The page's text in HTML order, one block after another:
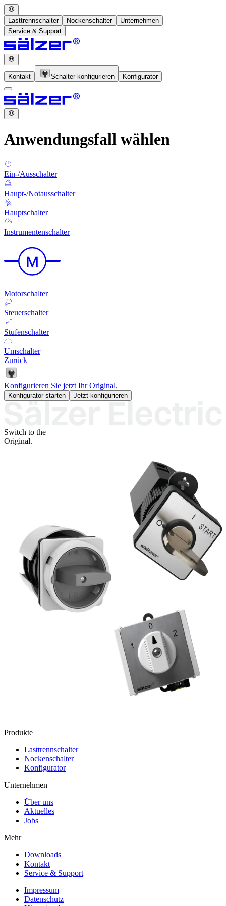
Lasttrennschalter Nockenschalter
Unternehmen
Service & Support
Kontakt Schalter konfigurieren Konfigurator
Anwendungsfall wählen
Ein-/Ausschalter
Haupt-/Notausschalter
Hauptschalter
Instrumentenschalter
Motorschalter
Steuerschalter
Stufenschalter
Umschalter
Zurück
Konfigurieren Sie jetzt Ihr Original.
Konfigurator starten Jetzt konfigurieren
Switch to the
Original.
Produkte
Lasttrennschalter
Nockenschalter
Konfigurator
Unternehmen
Über uns
Aktuelles
Jobs
Mehr
Downloads
Kontakt
Service & Support
Impressum
Datenschutz